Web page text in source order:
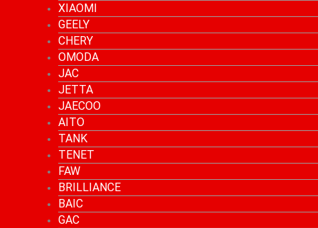
XIAOMI
GEELY
CHERY
OMODA
JAC
JETTA
JAECOO
AITO
TANK
TENET
FAW
BRILLIANCE
BAIC
GAC